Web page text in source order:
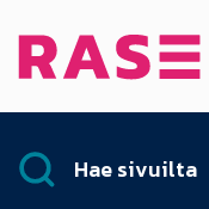
Etusivu
Hae sivuilta